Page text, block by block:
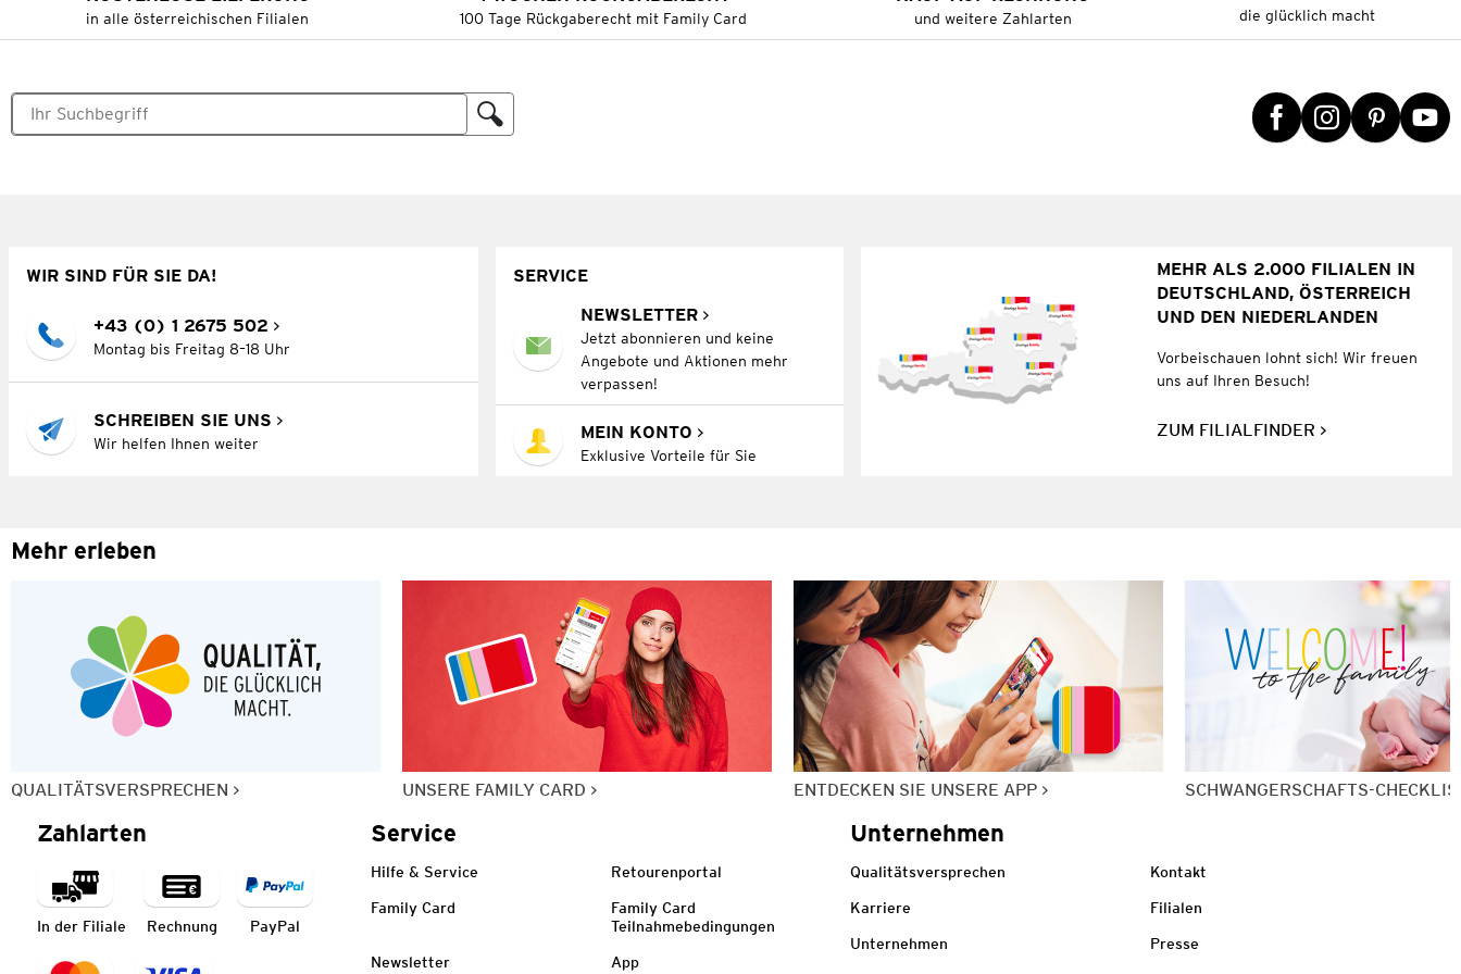
in alle österreichischen Filialen 100 Tage Rückgaberecht mit Family Card und weitere Zahlarten die glücklich macht
WIR SIND FÜR SIE DA!
+43 (0) 1 2675 502
Montag bis Freitag 8–18 Uhr
SCHREIBEN SIE UNS
Wir helfen Ihnen weiter
SERVICE
NEWSLETTER
Jetzt abonnieren und keine
Angebote und Aktionen mehr
verpassen!
MEIN KONTO
Exklusive Vorteile für Sie
MEHR ALS 2.000 FILIALEN IN
DEUTSCHLAND, ÖSTERREICH
UND DEN NIEDERLANDEN
Vorbeischauen lohnt sich! Wir freuen
uns auf Ihren Besuch!
ZUM FILIALFINDER
Mehr erleben
QUALITÄTSVERSPRECHEN UNSERE FAMILY CARD ENTDECKEN SIE UNSERE APP SCHWANGERSCHAFTS-
Zahlarten
In der Filiale Rechnung PayPal
Service
Hilfe & Service Retourenportal
Family Card
Family Card
Teilnahmebedingungen
Newsletter App
Unternehmen
Qualitätsversprechen Kontakt
Karriere Filialen
Unternehmen Presse